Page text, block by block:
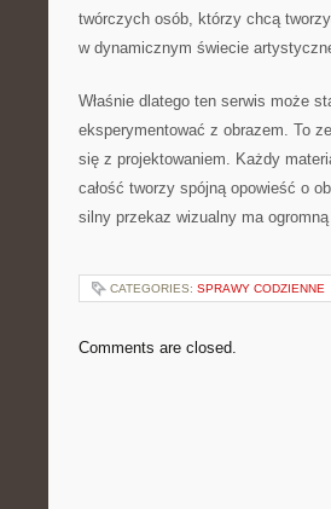
twórczych osób, którzy chcą
w dynamicznym świecie
Właśnie dlatego ten serwis może
eksperymentować z obrazem. To
się z projektowaniem. Każdy
całość tworzy spójną opowieść o
silny przekaz wizualny ma
CATEGORIES: SPRAWY CODZIENNE
Comments are closed.